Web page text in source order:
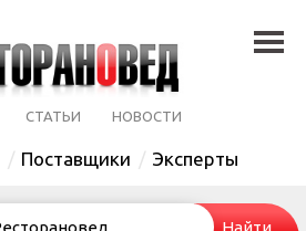
СТАТЬИ НОВОСТИ
Поставщики Эксперты